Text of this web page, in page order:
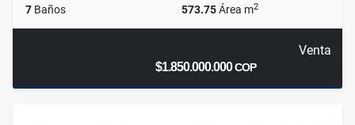
7 Baños 573.75Área m2
Venta
$1.850.000.000COP